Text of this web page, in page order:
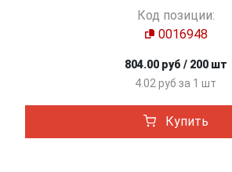
Код позиции:
0016948
804.00 руб / 200 шт
4.02 руб за 1 шт
Купить